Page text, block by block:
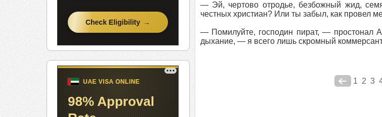
— Эй, чертово отродье, безбожный жид,
честных христиан? Или ты забыл, как провел
— Помилуйте, господин пират, — простонал
дыхание, — я всего лишь скромный
1 2 3